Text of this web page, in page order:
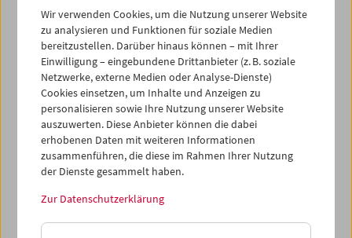
26
28 30
02
03
04 05 06 07 08
iCalender
Programmheft-PDF
English language or subtitles
< Vorherige Woche
Mo 19.6.
Wir verwenden Cookies, um die Nutzung unserer Website
zu analysieren und Funktionen für soziale Medien
bereitzustellen. Darüber hinaus können – mit Ihrer
Einwilligung – eingebundene Drittanbieter (z. B. soziale
Netzwerke, externe Medien oder Analyse-Dienste)
Cookies einsetzen, um Inhalte und Anzeigen zu
personalisieren sowie Ihre Nutzung unserer Website
auszuwerten. Diese Anbieter können die dabei
erhobenen Daten mit weiteren Informationen
zusammenführen, die diese im Rahmen Ihrer Nutzung
der Dienste gesammelt haben.
Zur Datenschutzerklärung